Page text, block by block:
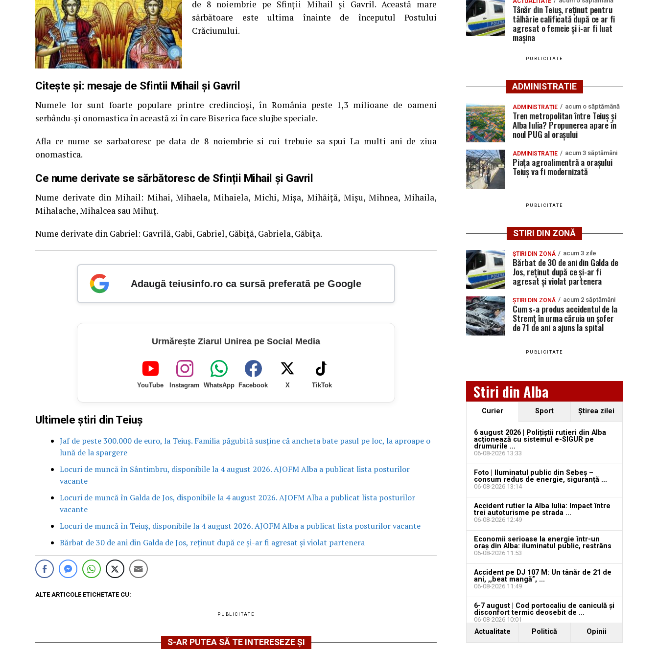
de 8 noiembrie pe Sfinții Mihail și Gavril. Această mare
sărbătoare este ultima înainte de începutul Postului
Crăciunului.
Citește și: mesaje de Sfintii Mihail și Gavril
Numele lor sunt foarte populare printre credincioși, în România peste 1,3 milioane de oameni
serbându-și onomastica în această zi în care Biserica face slujbe speciale.
Afla ce nume se sarbatoresc pe data de 8 noiembrie si cui trebuie sa spui La multi ani de ziua
onomastica.
Ce nume derivate se sărbătoresc de Sfinții Mihail și Gavril
Nume derivate din Mihail: Mihai, Mihaela, Mihaiela, Michi, Mișa, Mihăiță, Mișu, Mihnea, Mihaila,
Mihalache, Mihalcea sau Mihuț.
Nume derivate din Gabriel: Gavrilă, Gabi, Gabriel, Găbiță, Gabriela, Găbița.
Adaugă teiusinfo.ro ca sursă preferată pe Google
Urmărește Ziarul Unirea pe Social Media
YouTube Instagram WhatsApp Facebook X TikTok
Ultimele știri din Teiuș
Jaf de peste 300.000 de euro, la Teiuș. Familia păgubită susține că ancheta bate pasul pe loc, la aproape o
lună de la spargere
Locuri de muncă în Sântimbru, disponibile la 4 august 2026. AJOFM Alba a publicat lista posturilor
vacante
Locuri de muncă în Galda de Jos, disponibile la 4 august 2026. AJOFM Alba a publicat lista posturilor
vacante
Locuri de muncă în Teiuș, disponibile la 4 august 2026. AJOFM Alba a publicat lista posturilor vacante
Bărbat de 30 de ani din Galda de Jos, reținut după ce și-ar fi agresat și violat partenera
ALTE ARTICOLE ETICHETATE CU:
PUBLICITATE
S-AR PUTEA SĂ TE INTERESEZE ȘI
Tânăr din Teiuș, reținut pentru
tâlhărie calificată după ce ar fi
agresat o femeie și i-ar fi luat
mașina
PUBLICITATE
ADMINISTRATIE
ADMINISTRAȚIE acum o săptămână
Tren metropolitan între Teiuș și
Alba Iulia? Propunerea apare în
noul PUG al orașului
ADMINISTRAȚIE acum 3 săptămâni
Piața agroalimentră a orașului
Teiuș va fi modernizată
PUBLICITATE
STIRI DIN ZONĂ
ȘTIRI DIN ZONĂ acum 3 zile
Bărbat de 30 de ani din Galda de
Jos, reținut după ce și-ar fi
agresat și violat partenera
ȘTIRI DIN ZONĂ acum 2 săptămâni
Cum s-a produs accidentul de la
Stremț în urma căruia un șofer
de 71 de ani a ajuns la spital
PUBLICITATE
Stiri din Alba
Curier Sport Ştirea zilei
6 august 2026 | Polițiștii rutieri din Alba
acționează cu sistemul e-SIGUR pe
drumurile ...
06-08-2026 13:33
Foto | Iluminatul public din Sebeș –
consum redus de energie, siguranță ...
06-08-2026 13:14
Accident rutier la Alba Iulia: Impact între
trei autoturisme pe strada ...
06-08-2026 12:49
Economii serioase la energie într-un
oraș din Alba: iluminatul public, restrâns
06-08-2026 11:53
Accident pe DJ 107 M: Un tânăr de 21 de
ani, ,,beat mangă”, ...
06-08-2026 11:49
6-7 august | Cod portocaliu de caniculă și
disconfort termic deosebit de ...
06-08-2026 10:01
Actualitate Politică Opinii